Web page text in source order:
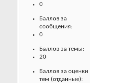
0
Баллов за
сообщения:
0
Баллов за темы:
20
Баллов за оценки
тем (отданные):